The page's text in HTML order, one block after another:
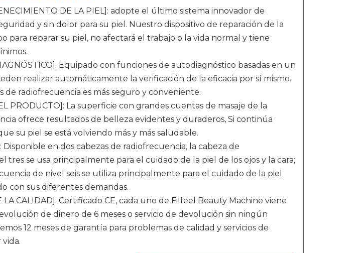
DE LA PIEL]: adopte el último sistema innovador de
y sin dolor para su piel. Nuestro dispositivo de reparación de la
para reparar su piel, no afectará el trabajo o la vida normal y tiene
Equipado con funciones de autodiagnóstico basadas en un
realizar automáticamente la verificación de la eficacia por sí mismo.
de radiofrecuencia es más seguro y conveniente.
PRODUCTO]: La superficie con grandes cuentas de masaje de la
ofrece resultados de belleza evidentes y duraderos, Si continúa
su piel se está volviendo más y más saludable.
Disponible en dos cabezas de radiofrecuencia, la cabeza de
tres se usa principalmente para el cuidado de la piel de los ojos y la cara;
de nivel seis se utiliza principalmente para el cuidado de la piel
con sus diferentes demandas.
LA CALIDAD]: Certificado CE, cada uno de Filfeel Beauty Machine viene
de dinero de 6 meses o servicio de devolución sin ningún
12 meses de garantía para problemas de calidad y servicios de